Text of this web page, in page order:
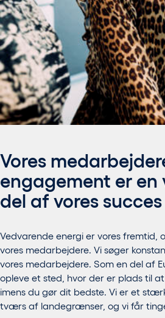
Vores
engagement er
del af vores succes
Vedvarende energi er vores
vores medarbejdere. Vi søger
vores medarbejdere. Som en del af
opleve et sted, hvor der er plads til
imens du gør dit bedste. Vi er et
tværs af landegrænser, og vi får